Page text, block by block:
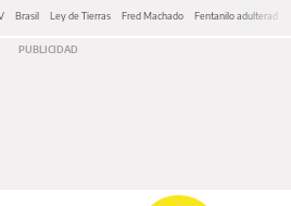
Brasil Ley de Tierras Fred Machado Fentanilo adulterado